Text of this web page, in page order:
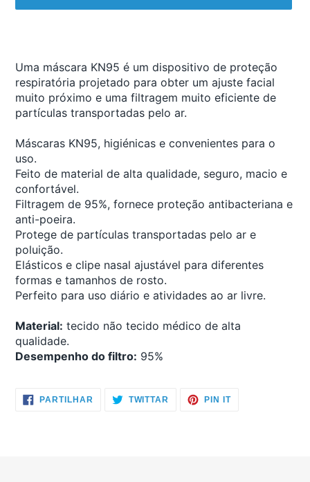
ao
seu
carrinho
Uma máscara KN95 é um dispositivo de proteção
respiratória projetado para obter um ajuste facial
muito próximo e uma filtragem muito eficiente de
partículas transportadas pelo ar.
Máscaras KN95, higiénicas e convenientes para o
uso.
Feito de material de alta qualidade, seguro, macio e
confortável.
Filtragem de 95%, fornece proteção antibacteriana e
anti-poeira.
Protege de partículas transportadas pelo ar e
poluição.
Elásticos e clipe nasal ajustável para diferentes
formas e tamanhos de rosto.
Perfeito para uso diário e atividades ao ar livre.
Material: tecido não tecido médico de alta
qualidade.
Desempenho do filtro: 95%
PARTILHAR PARTILHE
NO
TWITTAR TWITTARPIN ITADICIONE